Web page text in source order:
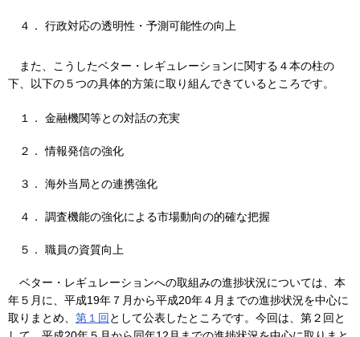
４． 行政対応の透明性・予測可能性の向上
また、こうしたベター・レギュレーションに関する４本の柱の
下、以下の５つの具体的方策に取り組んできているところです。
１． 金融機関等との対話の充実
２． 情報発信の強化
３． 海外当局との連携強化
４． 調査機能の強化による市場動向の的確な把握
５． 職員の資質向上
ベター・レギュレーションへの取組みの進捗状況については、本
年５月に、平成19年７月から平成20年４月までの進捗状況を中心に
取りまとめ、 第１回 として公表したところです。今回は、第２回と